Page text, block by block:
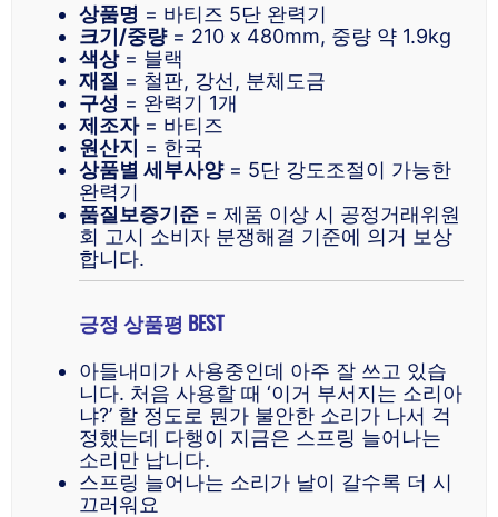
상품명 = 바티즈 5단 완력기
크기/중량= 210 x 480mm, 중량 약 1.9kg
색상= 블랙
재질 = 철판, 강선, 분체도금
구성 = 완력기 1개
제조자= 바티즈
원산지 = 한국
상품별 세부사양= 5단 강도조절이 가능한
완력기
품질보증기준 = 제품 이상 시 공정거래위원
회 고시 소비자 분쟁해결 기준에 의거 보상
합니다.
긍정 상품평 BEST
아들내미가 사용중인데 아주 잘 쓰고 있습
니다. 처음 사용할 때 ‘이거 부서지는 소리아
냐?’ 할 정도로 뭔가 불안한 소리가 나서 걱
정했는데 다행이 지금은 스프링 늘어나는
소리만 납니다.
스프링 늘어나는 소리가 날이 갈수록 더 시
끄러워요